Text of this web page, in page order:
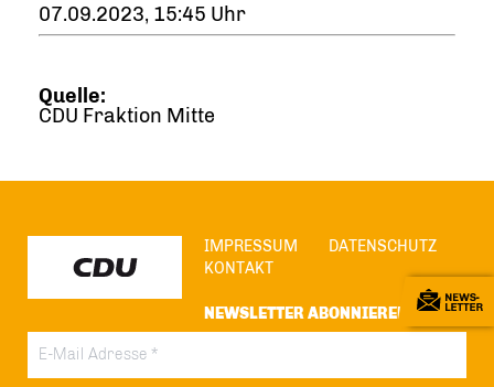
07.09.2023, 15:45 Uhr
Quelle:
CDU Fraktion Mitte
IMPRESSUM
DATENSCHUTZ
KONTAKT
NEWSLETTER ABONNIEREN